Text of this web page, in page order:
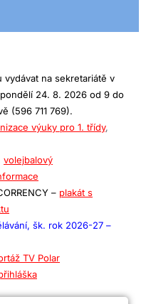
na sekretariátě v
24. 8. 2026 od 9 do
(596 711 769).
výuky pro 1. třídy,
volejbalový
– plakát s
šk. rok 2026-27 –
TV Polar